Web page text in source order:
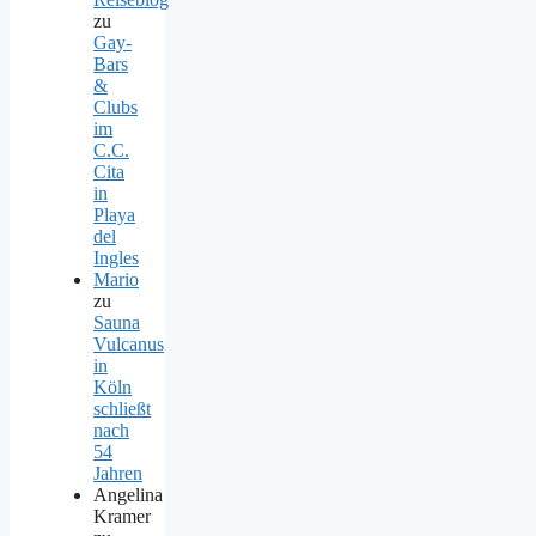
zu
Gay-
Bars
&
Clubs
im
C.C.
Cita
in
Playa
del
Ingles
Mario
zu
Sauna
Vulcanus
in
Köln
schließt
nach
54
Jahren
Angelina
Kramer